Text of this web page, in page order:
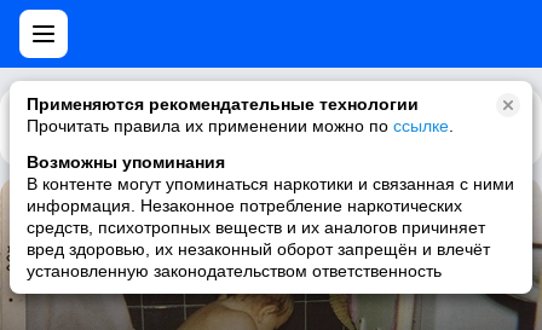
Применяются рекомендательные технологии
Прочитать правила их применении можно по ссылке
Возможны упоминания
В контенте могут упоминаться наркотики и связанная с ними
информация. Незаконное потребление наркотических
средств, психотропных веществ и их аналогов причиняет
вред здоровью, их незаконный оборот запрещён и влечёт
установленную законодательством ответственность
Каталог Рекомендации
Rebound
Sebadoh